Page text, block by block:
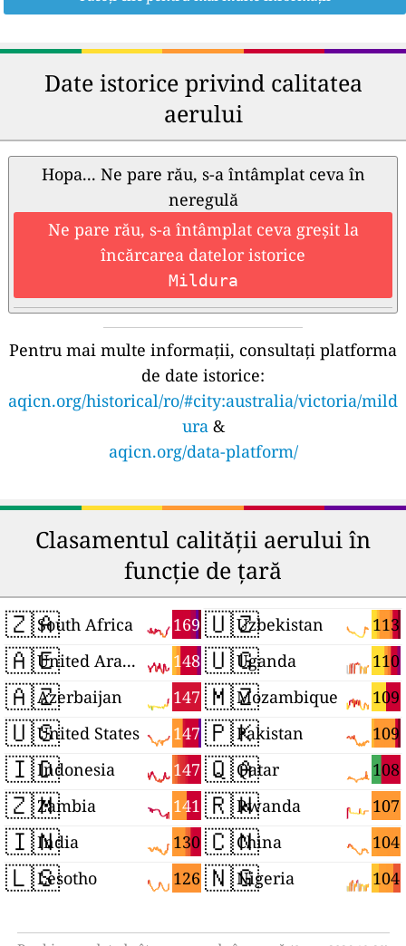
Date istorice privind calitatea
aerului
Hopa... Ne pare rău, s-a întâmplat ceva în
neregulă
Ne pare rău, s-a întâmplat ceva greșit la
încărcarea datelor istorice
Mildura
Pentru mai multe informații, consultați platforma
de date istorice:
aqicn.org/historical/ro/#city:australia/victoria/mild
ura&
aqicn.org/data-platform/
Clasamentul calității aerului în
funcție de țară
🇿🇦 169
South Africa
🇦🇪 148
United Arab Emirates
🇦🇿 147
Azerbaijan
🇺🇸 147
United States
🇮🇩 147
Indonesia
🇿🇲 141
Zambia
🇮🇳 130
India
🇱🇸 126
Lesotho
🇺🇿 113
Uzbekistan
🇺🇬 110
Uganda
🇲🇿 109
Mozambique
🇵🇰 109
Pakistan
🇶🇦 108
Qatar
🇷🇼 107
Rwanda
🇨🇳 104
China
🇳🇬 104
Nigeria